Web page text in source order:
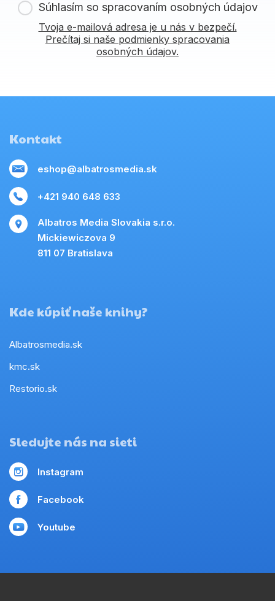
Súhlasím so spracovaním osobných údajov
Tvoja e-mailová adresa je u nás v bezpečí.
Prečítaj si naše podmienky spracovania
osobných údajov.
Kontakt
eshop@albatrosmedia.sk
+421 940 648 633
Albatros Media Slovakia s.r.o.
Mickiewiczova 9
811 07 Bratislava
Kde kúpiť naše knihy?
Albatrosmedia.sk
kmc.sk
Restorio.sk
Sledujte nás na sieti
Instagram
Facebook
Youtube